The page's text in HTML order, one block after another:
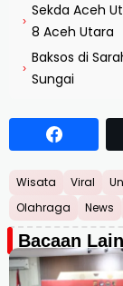
›
Sekda Aceh
8 Aceh Utara
›
Baksos di
Sungai
Wisata Viral
Olahraga
News
Bacaan